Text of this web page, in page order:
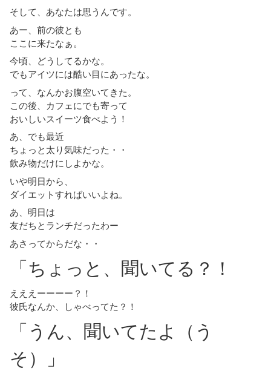
そして、あなたは思うんです。
あー、前の彼とも
ここに来たなぁ。
今頃、どうしてるかな。
でもアイツには酷い目にあったな。
って、なんかお腹空いてきた。
この後、カフェにでも寄って
おいしいスイーツ食べよう！
あ、でも最近
ちょっと太り気味だった・・
飲み物だけにしよかな。
いや明日から、
ダイエットすればいいよね。
あ、明日は
友だちとランチだったわー
あさってからだな・・
「ちょっと、聞いてる？！
えええーーーー？！
彼氏なんか、しゃべってた？！
「うん、聞いてたよ（う
そ）」